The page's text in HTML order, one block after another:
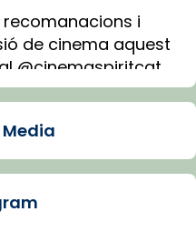
i
de cinema aquest
@cinemaspiritcat
(OpenAI)